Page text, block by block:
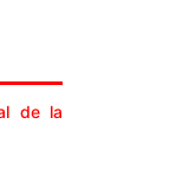
de la